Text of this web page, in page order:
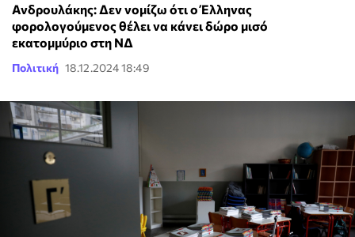
Ανδρουλάκης: Δεν νομίζω ότι ο Έλληνας
φορολογούμενος θέλει να κάνει δώρο μισό
εκατομμύριο στη ΝΔ
Πολιτική 18.12.2024 18:49